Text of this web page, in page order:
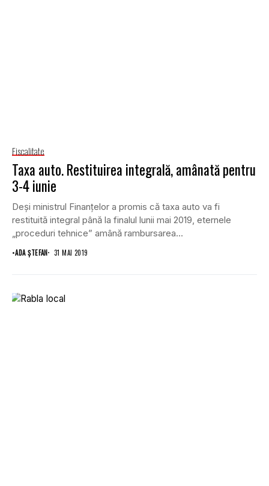
Fiscalitate
Taxa auto. Restituirea integrală, amânată pentru
3-4 iunie
Deşi ministrul Finanţelor a promis că taxa auto va fi
restituită integral până la finalul lunii mai 2019, eternele
„proceduri tehnice” amână rambursarea...
•ADA ȘTEFAN 31 MAI 2019